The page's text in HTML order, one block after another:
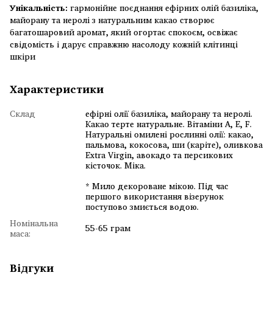
Унікальність: гармонійне поєднання ефірних олій базиліка,
майорану та неролі з натуральним какао створює
багатошаровий аромат, який огортає спокоєм, освіжає
свідомість і дарує справжню насолоду кожній клітинці
шкіри
Характеристики
Склад ефірні олії базиліка, майорану та неролі.
Какао терте натуральне. Вітаміни A, E, F.
Натуральні омилені рослинні олії: какао,
пальмова, кокосова, ши (каріте), оливкова
Extra Virgin, авокадо та персикових
кісточок. Міка.
* Мило декороване мікою. Під час
першого використання візерунок
поступово змиється водою.
Номінальна
маса: 55-65 грам
Відгуки